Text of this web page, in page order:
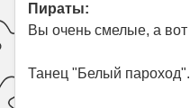
Пираты:
Вы очень смелые, а
Танец "Белый пароход".